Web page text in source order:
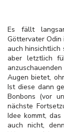
Es fällt
Göttervater Odin
auch
aber letztlich
Augen bietet,
Ist diese dann
Bonbons (vor
nächste
Idee kommt,
auch nicht,